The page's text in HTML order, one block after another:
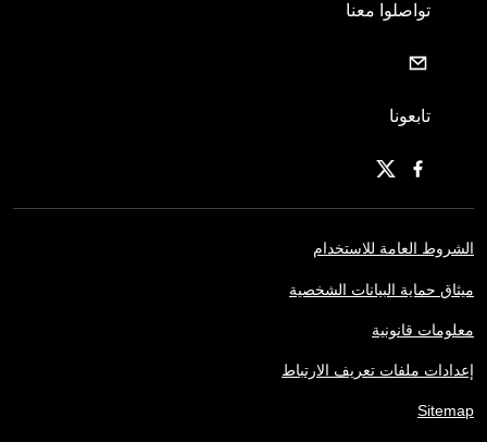
تواصلوا معنا
تابعونا
الشروط العامة للاستخدام
ميثاق حماية البيانات الشخصية
معلومات قانونية
إعدادات ملفات تعريف الارتباط
Sitemap